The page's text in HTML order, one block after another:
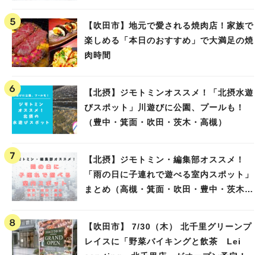
【吹田市】地元で愛される焼肉店！家族で
楽しめる「本日のおすすめ」で大満足の焼
肉時間
【北摂】ジモトミンオススメ！「北摂水遊
びスポット」川遊びに公園、プールも！
（豊中・箕面・吹田・茨木・高槻）
【北摂】ジモトミン・編集部オススメ！
「雨の日に子連れで遊べる室内スポット」
まとめ（高槻・箕面・吹田・豊中・茨木・
【吹田市】 7/30（木） 北千里グリーンプ
レイスに「野菜バイキングと飲茶 Lei